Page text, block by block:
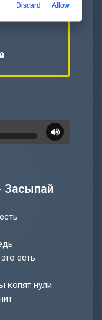
…
Засыпай
есть
копят нули
Discard Allow